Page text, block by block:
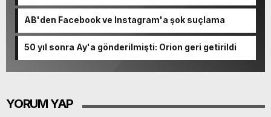
AB'den Facebook ve Instagram'a şok suçlama
50 yıl sonra Ay'a gönderilmişti: Orion geri getirildi
YORUM YAP